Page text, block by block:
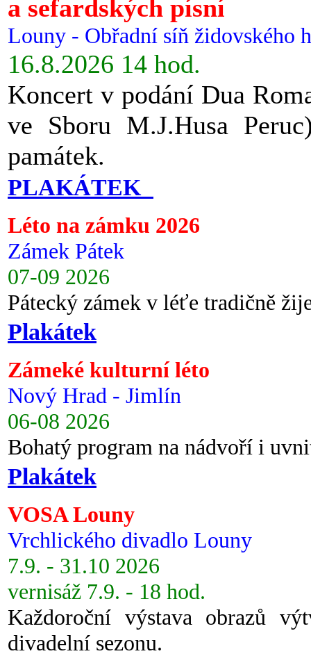
a sefardských písní
Louny - Obřadní síň židovského
16.8.2026 14 hod.
Koncert v podání Dua
ve Sboru M.J.Husa
památek.
PLAKÁTEK
Léto na zámku 2026
Zámek Pátek
07-09 2026
Pátecký zámek v léťe tradičně
Plakátek
Zámeké kulturní léto
Nový Hrad - Jimlín
06-08 2026
Bohatý program na nádvoří i
Plakátek
VOSA Louny
Vrchlického divadlo Louny
7.9. - 31.10 2026
vernisáž 7.9. - 18 hod.
Každoroční výstava obrazů
divadelní sezonu.